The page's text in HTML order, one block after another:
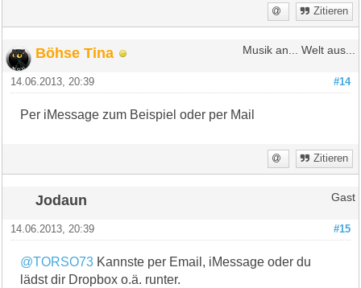
Zitieren
Böhse Tina Musik an... Welt aus...
#14
14.06.2013, 20:39
Per iMessage zum Beispiel oder per Mail
Zitieren
Jodaun Gast
#15
14.06.2013, 20:39
@TORSO73 Kannste per Email, iMessage oder du
lädst dir Dropbox o.ä. runter.